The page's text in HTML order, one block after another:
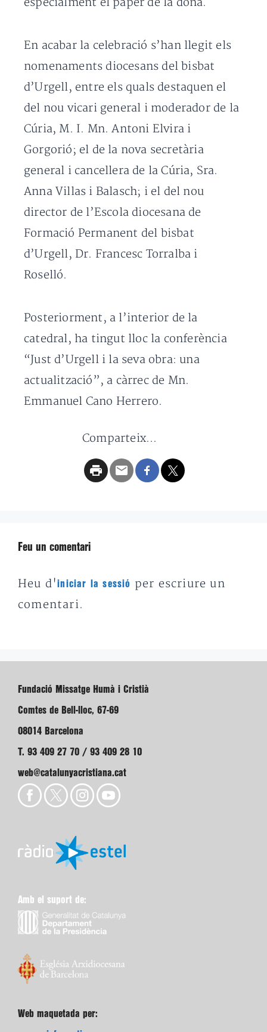
En acabar la celebració s’han llegit els
nomenaments diocesans del bisbat
d’Urgell, entre els quals destaquen el
del nou vicari general i moderador de la
Cúria, M. I. Mn. Antoni Elvira i
Gorgorió; el de la nova secretària
general i cancellera de la Cúria, Sra.
Anna Villas i Balasch; i el del nou
director de l’Escola diocesana de
Formació Permanent del bisbat
d’Urgell, Dr. Francesc Torralba i
Roselló.
Posteriorment, a l’interior de la
catedral, ha tingut lloc la conferència
“Just d’Urgell i la seva obra: una
actualització”, a càrrec de Mn.
Emmanuel Cano Herrero.
Comparteix...
Feu un comentari
Heu d'iniciar la sessió
per escriure un
comentari.
Fundació Missatge Humà i Cristià
Comtes de Bell-lloc, 67-69
08014 Barcelona
T. 93 409 27 70 / 93 409 28 10
web@catalunyacristiana.cat
Amb el suport de:
Web maquetada per: